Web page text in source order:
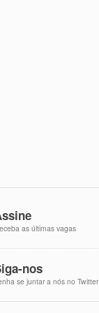
as últimas vagas
nos
se juntar a nós no Twitter